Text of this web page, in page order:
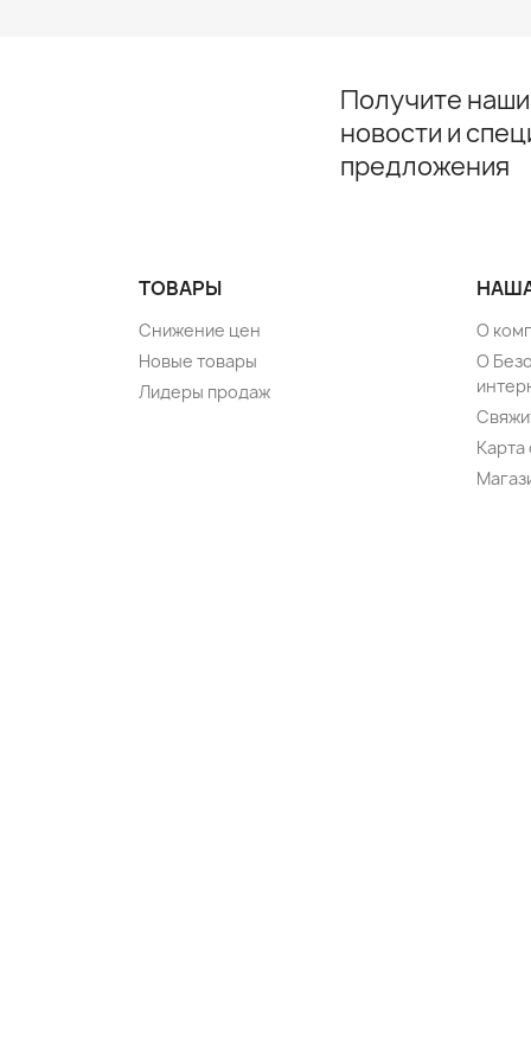
Получите
новости и
предложения
ТОВАРЫ
Снижение цен
Новые товары
Лидеры продаж
О
О
Карта